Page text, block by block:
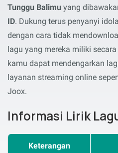
Tunggu Balimu yang
ID. Dukung terus penyanyi
dengan cara tidak
lagu yang mereka miliki
kamu dapat mendengarkan
layanan streaming online
Joox.
Informasi Lirik
Keterangan